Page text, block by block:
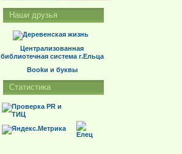
Наши друзья
Централизованная
библиотечная система г.Ельца
Bookи и буквы
Статистика